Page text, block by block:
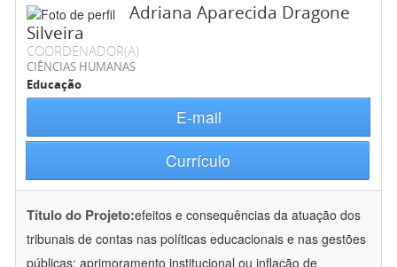
Adriana Aparecida Dragone
Silveira
COORDENADOR(A)
CIÊNCIAS HUMANAS
Educação
E-mail
Currículo
Título do Projeto:efeitos e consequências da atuação dos
tribunais de contas nas políticas educacionais e nas gestões
públicas: aprimoramento institucional ou inflação de